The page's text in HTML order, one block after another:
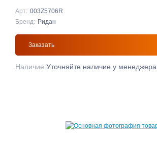
Арт: 003Z5706R
Бренд: Ридан
Заказать
Наличие:Уточняйте наличие у менеджера